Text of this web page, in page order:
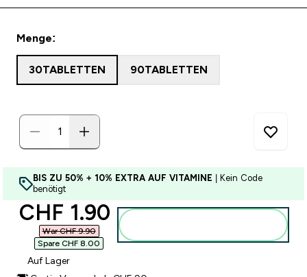
Menge:
30TABLETTEN 90TABLETTEN
BIS ZU 50% + 10% EXTRA AUF VITAMINE
| Kein Code
benötigt
discounted price
CHF 1.90‎
War CHF 9.90‎
Spare CHF 8.00‎
Auf Lager